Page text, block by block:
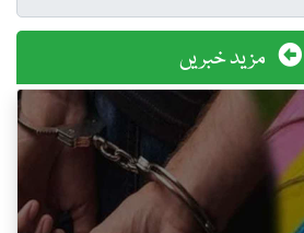
مزید خبریں